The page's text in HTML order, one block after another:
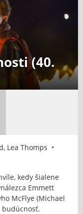
(40.
Lea Thomps •
kedy šialene
Emmett
McFlye (Michael
budúcnosť.